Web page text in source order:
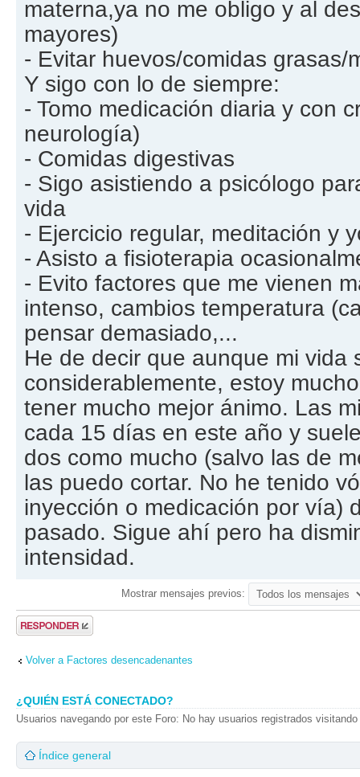
materna,ya no me obligo y al
mayores)
- Evitar huevos/comidas grasas/
Y sigo con lo de siempre:
- Tomo medicación diaria y con
neurología)
- Comidas digestivas
- Sigo asistiendo a psicólogo
vida
- Ejercicio regular, meditación y
- Asisto a fisioterapia
- Evito factores que me vienen
intenso, cambios temperatura
pensar demasiado,...
He de decir que aunque mi vida
considerablemente, estoy
tener mucho mejor ánimo. Las
cada 15 días en este año y
dos como mucho (salvo las de
las puedo cortar. No he tenido
inyección o medicación por vía)
pasado. Sigue ahí pero ha
intensidad.
Mostrar mensajes previos:
Publicar una
respuesta
Volver a Factores desencadenantes
¿QUIÉN ESTÁ CONECTADO?
Usuarios navegando por este Foro: No hay usuarios registrados
Índice general